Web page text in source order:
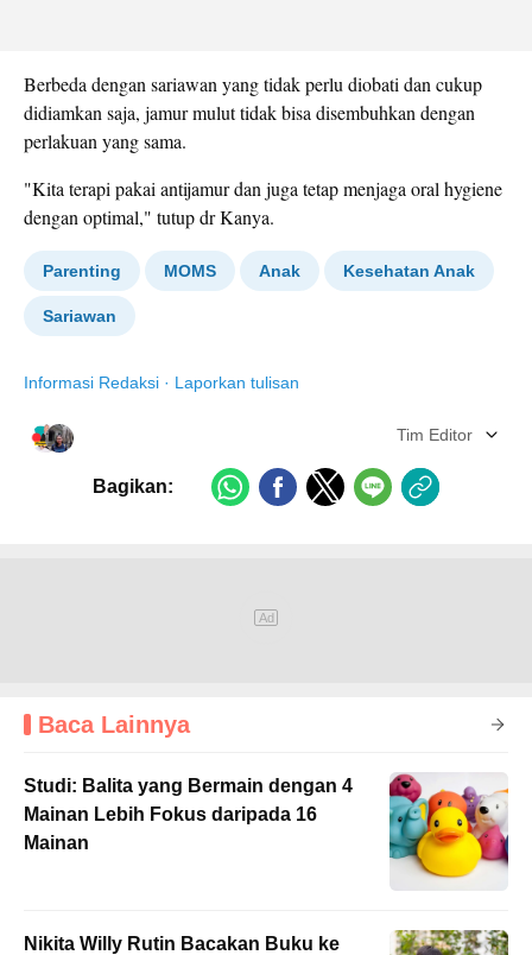
Berbeda dengan sariawan yang tidak perlu diobati dan cukup
didiamkan saja, jamur mulut tidak bisa disembuhkan dengan
perlakuan yang sama.
"Kita terapi pakai antijamur dan juga tetap menjaga oral hygiene
dengan optimal," tutup dr Kanya.
Parenting MOMS Anak Kesehatan Anak
Sariawan
Informasi Redaksi · Laporkan tulisan
Tim Editor
Bagikan:
Baca Lainnya
Studi: Balita yang Bermain dengan 4
Mainan Lebih Fokus daripada 16
Mainan
Nikita Willy Rutin Bacakan Buku ke